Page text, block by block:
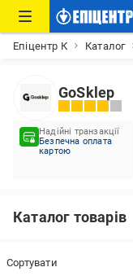
Епіцентр К Каталог
GoSklep
Надійні транзакції
Безпечна оплата
картою
Каталог товарів
Сортувати